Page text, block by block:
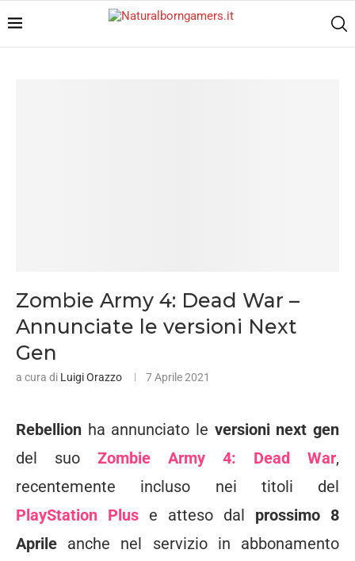
Zombie Army 4: Dead War –
Annunciate le versioni Next
Gen
a cura di Luigi Orazzo 7 Aprile 2021
Rebellion ha annunciato le versioni next gen
del suo Zombie Army 4: Dead War,
recentemente incluso nei titoli del
PlayStation Plus e atteso dal prossimo 8
Aprile anche nel servizio in abbonamento